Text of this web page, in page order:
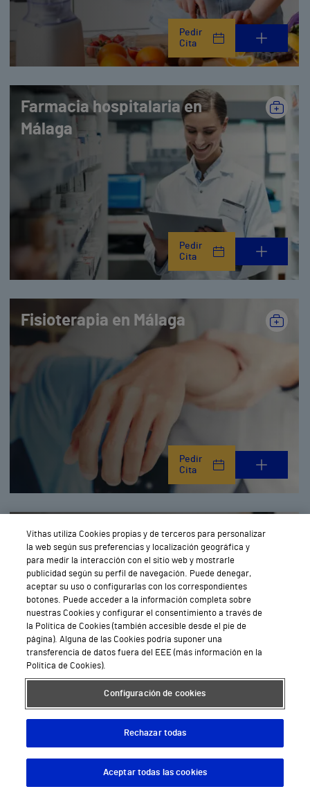
Pedir
Cita
Farmacia hospitalaria en
Málaga
Pedir
Cita
Fisioterapia en Málaga
Pedir
Cita
Ginecología en Málaga
Hematología y hemoterapia en
Descargar App
Vithas utiliza Cookies propias y de terceros para personalizar
la web según sus preferencias y localización geográfica y
para medir la interacción con el sitio web y mostrarle
publicidad según su perfil de navegación. Puede denegar,
aceptar su uso o configurarlas con los correspondientes
botones. Puede acceder a la información completa sobre
nuestras Cookies y configurar el consentimiento a través de
la Política de Cookies (también accesible desde el pie de
página). Alguna de las Cookies podría suponer una
transferencia de datos fuera del EEE (más información en la
Política de Cookies).
Configuración de cookies
Rechazar todas
Aceptar todas las cookies